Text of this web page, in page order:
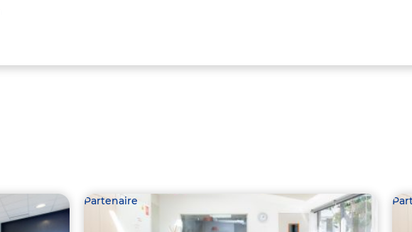
Partenaire